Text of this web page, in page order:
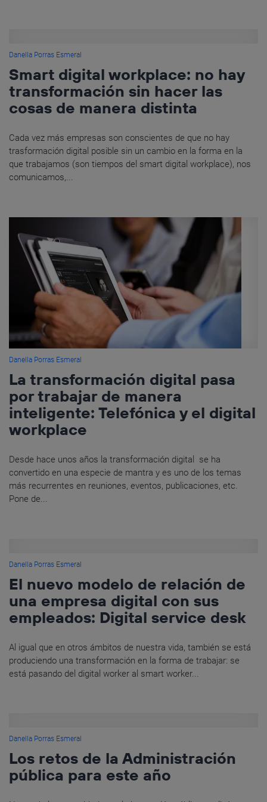
Danella Porras Esmeral
Smart digital workplace: no hay
transformación sin hacer las
cosas de manera distinta
Cada vez más empresas son conscientes de que no hay
trasformación digital posible sin un cambio en la forma en la
que trabajamos (son tiempos del smart digital workplace), nos
comunicamos,...
Danella Porras Esmeral
La transformación digital pasa
por trabajar de manera
inteligente: Telefónica y el digital
workplace
Desde hace unos años la transformación digital se ha
convertido en una especie de mantra y es uno de los temas
más recurrentes en reuniones, eventos, publicaciones, etc.
Pone de...
Danella Porras Esmeral
El nuevo modelo de relación de
una empresa digital con sus
empleados: Digital service desk
Al igual que en otros ámbitos de nuestra vida, también se está
produciendo una transformación en la forma de trabajar: se
está pasando del digital worker al smart worker...
Danella Porras Esmeral
Los retos de la Administración
pública para este año